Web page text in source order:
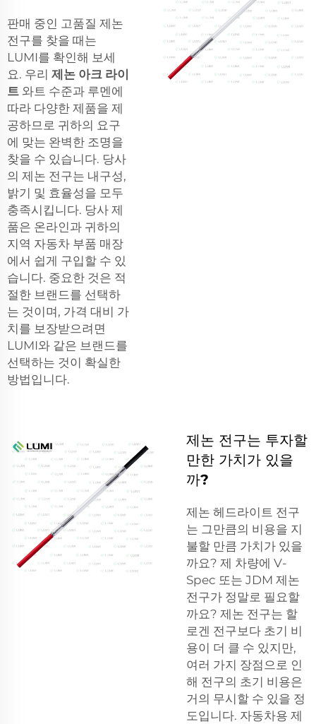
판매 중인 고품질 제논
전구를 찾을 때는
LUMI를 확인해 보세
요. 우리 제논 아크 라이
트 와트 수준과 루멘에
따라 다양한 제품을 제
공하므로 귀하의 요구
에 맞는 완벽한 조명을
찾을 수 있습니다. 당사
의 제논 전구는 내구성,
밝기 및 효율성을 모두
충족시킵니다. 당사 제
품은 온라인과 귀하의
지역 자동차 부품 매장
에서 쉽게 구입할 수 있
습니다. 중요한 것은 적
절한 브랜드를 선택하
는 것이며, 가격 대비 가
치를 보장받으려면
LUMI와 같은 브랜드를
선택하는 것이 확실한
방법입니다.
제논 전구는 투자할
만한 가치가 있을
까?
제논 헤드라이트 전구
는 그만큼의 비용을 지
불할 만큼 가치가 있을
까요? 제 차량에 V-
Spec 또는 JDM 제논
전구가 정말로 필요할
까요? 제논 전구는 할
로겐 전구보다 초기 비
용이 더 클 수 있지만,
여러 가지 장점으로 인
해 전구의 초기 비용은
거의 무시할 수 있을 정
도입니다. 자동차용 제